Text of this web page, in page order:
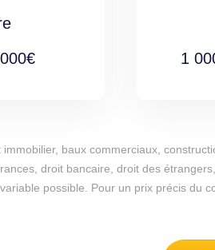
1
baux commerciaux,
droit bancaire, droit des
possible. Pour un prix précis du